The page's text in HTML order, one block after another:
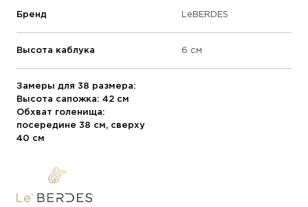
Бренд LeBERDES
Высота каблука 6 см
Замеры для 38 размера:
Высота сапожка: 42 см
Обхват голенища:
посередине 38 см, сверху
40 см